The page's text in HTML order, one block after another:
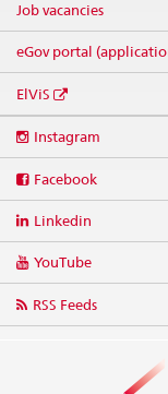
Job vacancies
eGov portal
ElViS
media
Instagram
Facebook
Linkedin
YouTube
RSS Feeds